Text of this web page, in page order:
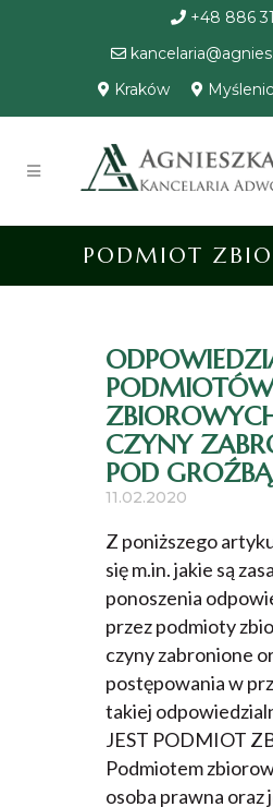
+48 886
Kraków
PODMIOT
PODMIOTÓW
CZYNY
POD
11.02.2020
Z poniższego
się m.in. jakie są
ponoszenia
przez podmioty
czyny zabronione
postępowania w
takiej
JEST PODMIOT
Podmiotem
osoba prawna oraz